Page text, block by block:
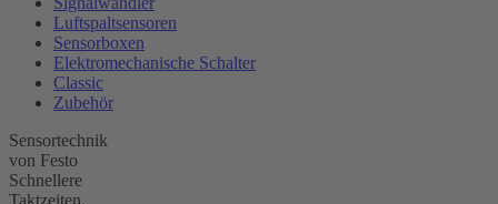
Luftspaltsensoren
Sensorboxen
Elektromechanische Schalter
Classic
Zubehör
Sensortechnik
von Festo
Schnellere
Taktzeiten,